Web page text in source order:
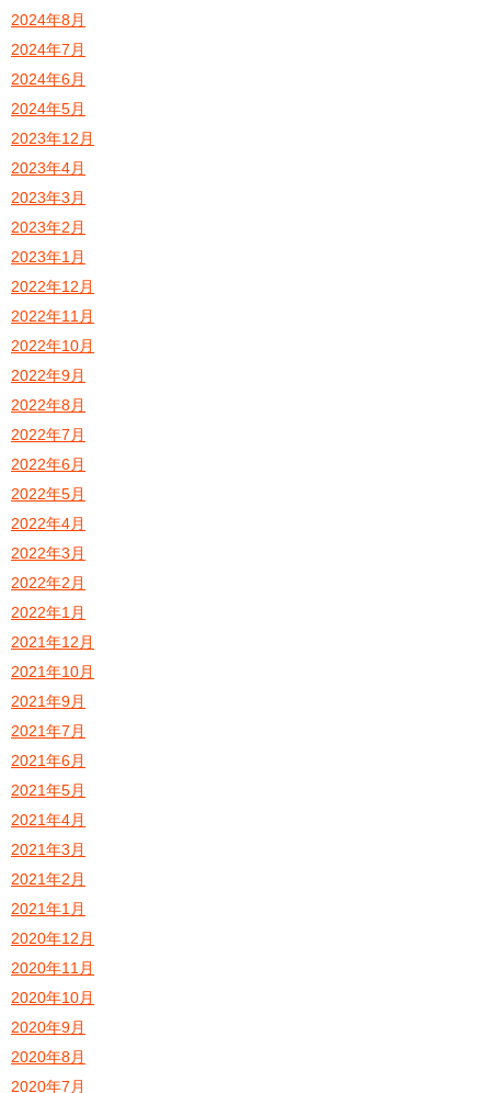
2024年8月
2024年7月
2024年6月
2024年5月
2023年12月
2023年4月
2023年3月
2023年2月
2023年1月
2022年12月
2022年11月
2022年10月
2022年9月
2022年8月
2022年7月
2022年6月
2022年5月
2022年4月
2022年3月
2022年2月
2022年1月
2021年12月
2021年10月
2021年9月
2021年7月
2021年6月
2021年5月
2021年4月
2021年3月
2021年2月
2021年1月
2020年12月
2020年11月
2020年10月
2020年9月
2020年8月
2020年7月